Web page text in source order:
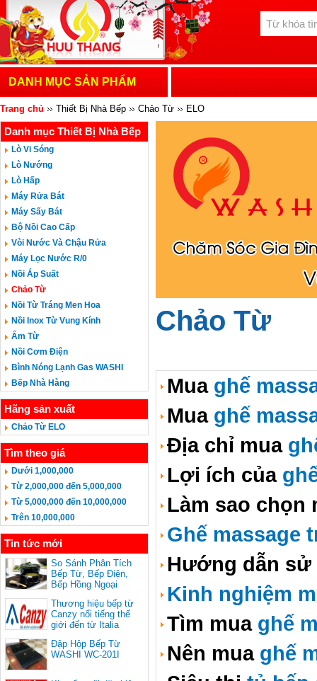
DANH MỤC SẢN PHẨM
Trang chủ Thiết Bị Nhà Bếp Chảo Từ ELO
Danh mục Thiết Bị Nhà Bếp
Lò Vi Sóng
Lò Nướng
Lò Hấp
Máy Rửa Bát
Máy Sấy Bát
Bộ Nồi Cao Cấp
Vòi Nước Và Chậu Rửa
Máy Lọc Nước R/0
Nồi Áp Suất
Chảo Từ
Nồi Từ Tráng Men Hoa
Nồi Inox Từ Vung Kính
Ấm Từ
Nồi Cơm Điện
Bình Nóng Lạnh Gas WASHI
Bếp Nhà Hàng
Hãng sản xuất
Chảo Từ ELO
Tìm theo giá
Dưới 1,000,000
Từ 2,000,000 đến 5,000,000
Từ 5,000,000 đến 10,000,000
Trên 10,000,000
Tin tức mới
So Sánh Phân Tích
Bếp Từ, Bếp Điện,
Bếp Hồng Ngoại
Thương hiệu bếp từ
Canzy nổi tiếng thế
giới đến từ Italia
Đập Hộp Bếp Từ
WASHI WC-201I
Chảo Từ
Mua ghế
Mua ghế
Địa chỉ mua
Lợi ích của
Làm sao
Ghế massage
Hướng dẫn
Kinh nghiệm
Tìm mua ghế
Nên mua ghế